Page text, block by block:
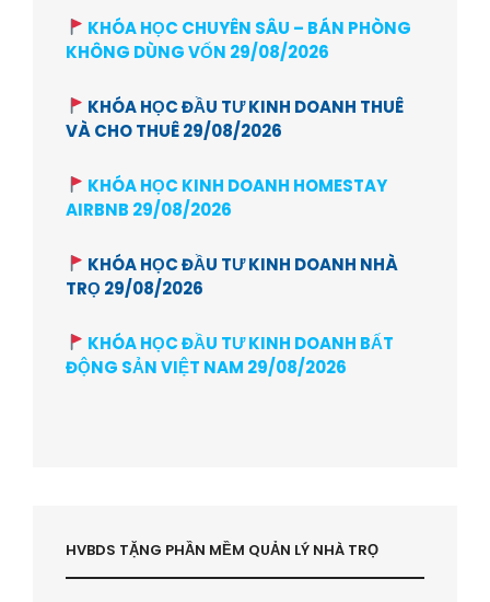
KHÓA HỌC CHUYÊN SÂU – BÁN PHÒNG
KHÔNG DÙNG VỐN 29/08/2026
KHÓA HỌC ĐẦU TƯ KINH DOANH THUÊ
VÀ CHO THUÊ 29/08/2026
KHÓA HỌC KINH DOANH HOMESTAY
AIRBNB 29/08/2026
KHÓA HỌC ĐẦU TƯ KINH DOANH NHÀ
TRỌ 29/08/2026
KHÓA HỌC ĐẦU TƯ KINH DOANH BẤT
ĐỘNG SẢN VIỆT NAM 29/08/2026
HVBDS TẶNG PHẦN MỀM QUẢN LÝ NHÀ TRỌ